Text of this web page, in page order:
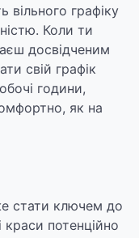
вільного графіку
Коли ти
досвідченим
свій графік
години,
як на
стати ключем до
краси потенційно